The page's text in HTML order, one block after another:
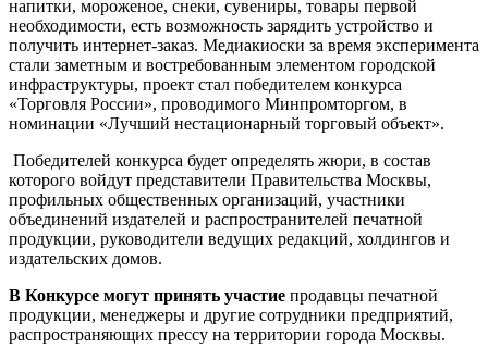
напитки, мороженое, снеки, сувениры, товары первой
необходимости, есть возможность зарядить устройство и
получить интернет-заказ. Медиакиоски за время эксперимента
стали заметным и востребованным элементом городской
инфраструктуры, проект стал победителем конкурса
«Торговля России», проводимого Минпромторгом, в
номинации «Лучший нестационарный торговый объект».
Победителей конкурса будет определять жюри, в состав
которого войдут представители Правительства Москвы,
профильных общественных организаций, участники
объединений издателей и распространителей печатной
продукции, руководители ведущих редакций, холдингов и
издательских домов.
В Конкурсе могут принять участие продавцы печатной
продукции, менеджеры и другие сотрудники предприятий,
распространяющих прессу на территории города Москвы.